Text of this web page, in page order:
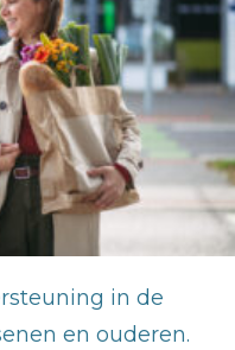
in de
en ouderen.